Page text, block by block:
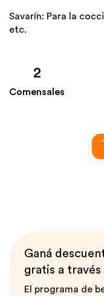
Savarín: Para la
etc.
2
Comensales
Ganá
gratis a través
El programa de